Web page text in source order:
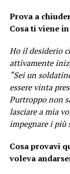
Prova a
Cosa ti viene
Ho il desiderio
attivamente
“Sei un
essere vinta
Purtroppo non
lasciare a mia
impegnare i più
Cosa provavi
voleva